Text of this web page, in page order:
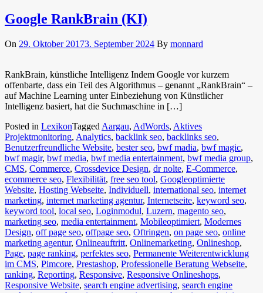
Google RankBrain (KI)
On 29. Oktober 20173. September 2024 By monnard
RankBrain, künstliche Intelligenz Indem Google vor kurzem
offenbarte, dass ein Teil des Algorithmus – genannt „RankBrain“ –
auf Machine Learning unter Einbeziehung von Künstlicher
Intelligenz basiert, hat die Suchmaschine in […]
Posted in LexikonTagged Aargau, AdWords, Aktives
Projektmonitoring, Analytics, backlink seo, backlinks seo,
Benutzerfreundliche Website, bester seo, bwf madia, bwf magic,
bwf magir, bwf media, bwf media entertainment, bwf media group,
CMS, Commerce, Crossdevice Design, dr nolte, E-Commerce,
ecommerce seo, Flexibilität, free seo tool, Googleoptimierte
Website, Hosting Webseite, Individuell, international seo, internet
marketing, internet marketing agentur, Internetseite, keyword seo,
keyword tool, local seo, Loginmodul, Luzern, magento seo,
marketing seo, media entertainment, Mobileoptimiert, Modernes
Design, off page seo, offpage seo, Oftringen, on page seo, online
marketing agentur, Onlineauftritt, Onlinemarketing, Onlineshop,
Page, page ranking, perfektes seo, Permanente Weiterentwicklung
im CMS, Pimcore, Prestashop, Professionelle Beratung Webseite,
ranking, Reporting, Responsive, Responsive Onlineshops,
Responsive Website, search engine advertising, search engine